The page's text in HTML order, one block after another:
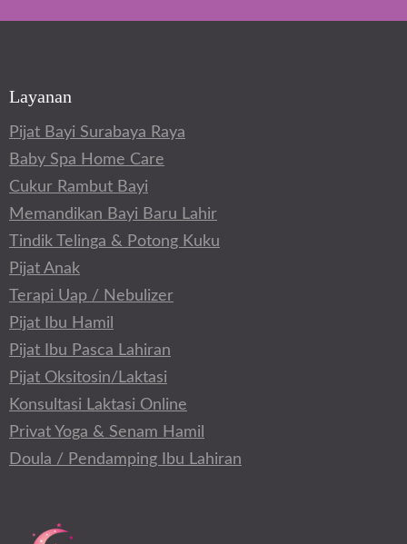
Layanan
Pijat Bayi Surabaya Raya
Baby Spa Home Care
Cukur Rambut Bayi
Memandikan Bayi Baru Lahir
Tindik Telinga & Potong Kuku
Pijat Anak
Terapi Uap / Nebulizer
Pijat Ibu Hamil
Pijat Ibu Pasca Lahiran
Pijat Oksitosin/Laktasi
Konsultasi Laktasi Online
Privat Yoga & Senam Hamil
Doula / Pendamping Ibu Lahiran